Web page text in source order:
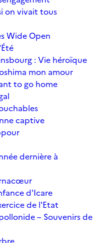
on vivait tous
Wide Open
: Vie héroïque
mon amour
to go home
captive
dernière à
d'Icare
de l'Etat
– Souvenirs de